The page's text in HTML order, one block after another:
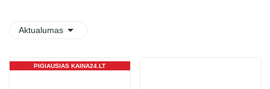
Aktualumas 
PIGIAUSIAS KAINA24.LT